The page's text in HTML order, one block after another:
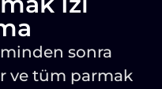
sonra
ve tüm parmak